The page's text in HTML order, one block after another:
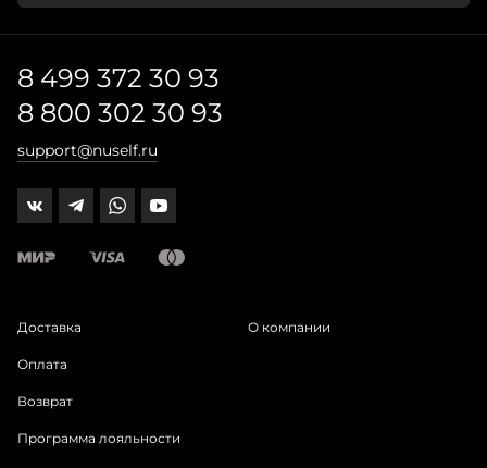
8 499 372 30 93
8 800 302 30 93
support@nuself.ru
Доставка
Оплата
Возврат
Программа лояльности
О компании